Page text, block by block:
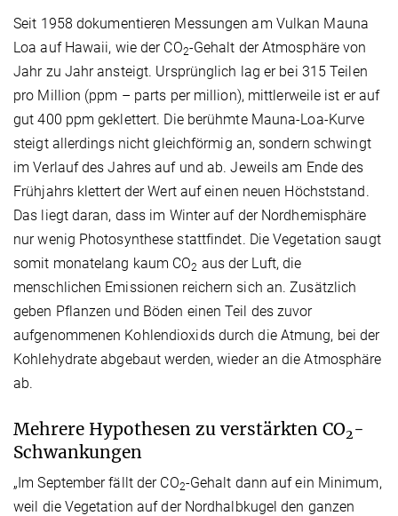
Seit 1958 dokumentieren Messungen am Vulkan Mauna
Loa auf Hawaii, wie der CO2-Gehalt der Atmosphäre von
Jahr zu Jahr ansteigt. Ursprünglich lag er bei 315 Teilen
pro Million (ppm – parts per million), mittlerweile ist er auf
gut 400 ppm geklettert. Die berühmte Mauna-Loa-Kurve
steigt allerdings nicht gleichförmig an, sondern schwingt
im Verlauf des Jahres auf und ab. Jeweils am Ende des
Frühjahrs klettert der Wert auf einen neuen Höchststand.
Das liegt daran, dass im Winter auf der Nordhemisphäre
nur wenig Photosynthese stattfindet. Die Vegetation saugt
somit monatelang kaum CO2 aus der Luft, die
menschlichen Emissionen reichern sich an. Zusätzlich
geben Pflanzen und Böden einen Teil des zuvor
aufgenommenen Kohlendioxids durch die Atmung, bei der
Kohlehydrate abgebaut werden, wieder an die Atmosphäre
ab.
Mehrere Hypothesen zu verstärkten CO2-
Schwankungen
„Im September fällt der CO2-Gehalt dann auf ein Minimum,
weil die Vegetation auf der Nordhalbkugel den ganzen